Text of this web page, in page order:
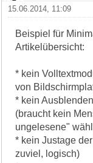
15.06.2014, 11:09
Beispiel für
Artikelübersicht:
* kein
von
* kein
(braucht kein
ungelesene"
* kein Justage
zuviel, logisch)